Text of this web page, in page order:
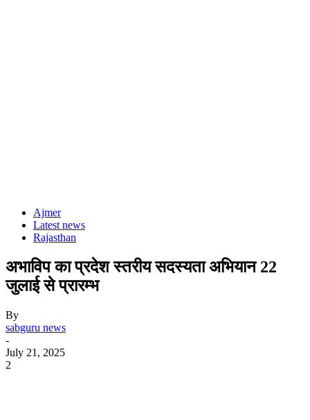
Ajmer
Latest news
Rajasthan
अभाविप का प्रदेश स्तरीय सदस्यता अभियान 22
जुलाई से प्रारम्भ
By
sabguru news
-
July 21, 2025
2